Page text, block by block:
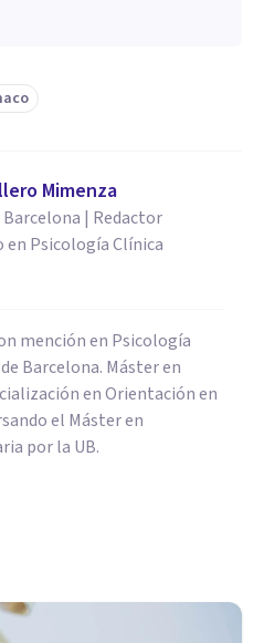
Mimenza
| Redactor
en Psicología Clínica
mención en Psicología
Barcelona. Máster en
en Orientación en
el Máster en
por la UB.